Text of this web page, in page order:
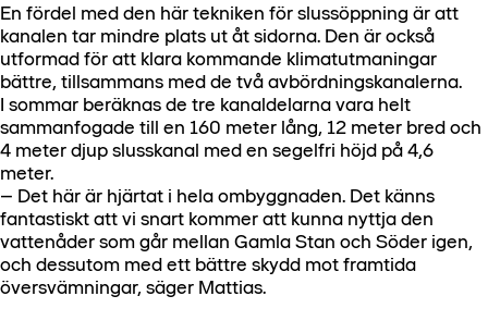
En fördel med den här tekniken för slussöppning är att
kanalen tar mindre plats ut åt sidorna. Den är också
utformad för att klara kommande klimatutmaningar
bättre, tillsammans med de två avbördningskanalerna.
I sommar beräknas de tre kanaldelarna vara helt
sammanfogade till en 160 meter lång, 12 meter bred och
4 meter djup slusskanal med en segelfri höjd på 4,6
meter.
– Det här är hjärtat i hela ombyggnaden. Det känns
fantastiskt att vi snart kommer att kunna nyttja den
vattenåder som går mellan Gamla Stan och Söder igen,
och dessutom med ett bättre skydd mot framtida
översvämningar, säger Mattias.